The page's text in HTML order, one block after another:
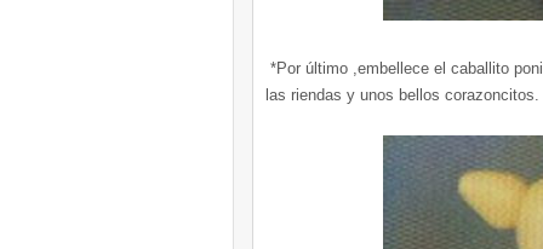
*Por último ,embellece el caballito
las riendas y unos bellos corazoncitos.